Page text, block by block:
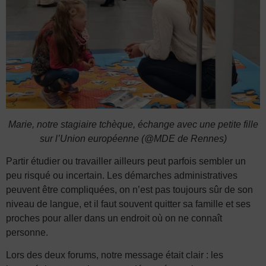
Marie, notre stagiaire tchèque, échange avec une petite fille
sur l’Union européenne (@MDE de Rennes)
Partir étudier ou travailler ailleurs peut parfois sembler un
peu risqué ou incertain. Les démarches administratives
peuvent être compliquées, on n’est pas toujours sûr de son
niveau de langue, et il faut souvent quitter sa famille et ses
proches pour aller dans un endroit où on ne connaît
personne.
Lors des deux forums, notre message était clair : les